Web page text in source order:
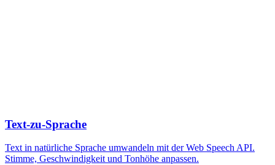
Text-zu-Sprache
Text in natürliche Sprache umwandeln mit der Web Speech API.
Stimme, Geschwindigkeit und Tonhöhe anpassen.